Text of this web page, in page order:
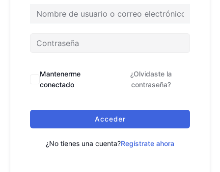
Mantenerme
conectado
¿Olvidaste la
contraseña?
Acceder
¿No tienes una cuenta?Regístrate ahora